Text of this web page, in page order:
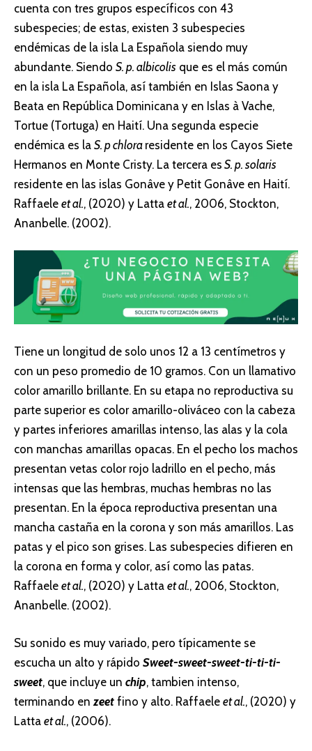
cuenta con tres grupos específicos con 43
subespecies; de estas, existen 3 subespecies
endémicas de la isla La Española siendo muy
abundante. Siendo S. p. albicolis que es el más común
en la isla La Española, así también en Islas Saona y
Beata en República Dominicana y en Islas à Vache,
Tortue (Tortuga) en Haití. Una segunda especie
endémica es la S. p chlora residente en los Cayos Siete
Hermanos en Monte Cristy. La tercera es S. p. solaris
residente en las islas Gonâve y Petit Gonâve en Haití.
Raffaele et al., (2020) y Latta et al., 2006, Stockton,
Ananbelle. (2002).
Tiene un longitud de solo unos 12 a 13 centímetros y
con un peso promedio de 10 gramos. Con un llamativo
color amarillo brillante. En su etapa no reproductiva su
parte superior es color amarillo-oliváceo con la cabeza
y partes inferiores amarillas intenso, las alas y la cola
con manchas amarillas opacas. En el pecho los machos
presentan vetas color rojo ladrillo en el pecho, más
intensas que las hembras, muchas hembras no las
presentan. En la época reproductiva presentan una
mancha castaña en la corona y son más amarillos. Las
patas y el pico son grises. Las subespecies difieren en
la corona en forma y color, así como las patas.
Raffaele et al., (2020) y Latta et al., 2006, Stockton,
Ananbelle. (2002).
Su sonido es muy variado, pero típicamente se
escucha un alto y rápido Sweet-sweet-sweet-ti-ti-ti-
sweet, que incluye un chip, tambien intenso,
terminando en zeet fino y alto. Raffaele et al., (2020) y
Latta et al., (2006).